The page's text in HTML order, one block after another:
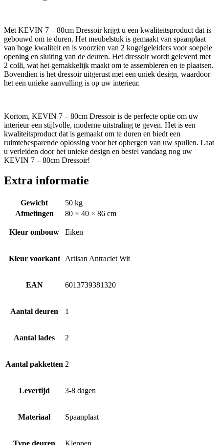
Met KEVIN 7 – 80cm Dressoir krijgt u een kwaliteitsproduct dat is
gebouwd om te duren. Het meubelstuk is gemaakt van spaanplaat
van hoge kwaliteit en is voorzien van 2 kogelgeleiders voor soepele
opening en sluiting van de deuren. Het dressoir wordt geleverd met
2 colli, wat het gemakkelijk maakt om te assembleren en te plaatsen.
Bovendien is het dressoir uitgerust met een uniek design, waardoor
het een unieke aanvulling is op uw interieur.
Kortom, KEVIN 7 – 80cm Dressoir is de perfecte optie om uw
interieur een stijlvolle, moderne uitstraling te geven. Het is een
kwaliteitsproduct dat is gemaakt om te duren en biedt een
ruimtebesparende oplossing voor het opbergen van uw spullen. Laat
u verleiden door het unieke design en bestel vandaag nog uw
KEVIN 7 – 80cm Dressoir!
Extra informatie
Gewicht
50 kg
Afmetingen
80 × 40 × 86 cm
Kleur ombouw Eiken
Kleur voorkant Artisan Antraciet Wit
EAN 6013739381320
Aantal deuren 1
Aantal lades 2
Aantal pakketten 2
Levertijd 3-8 dagen
Materiaal Spaanplaat